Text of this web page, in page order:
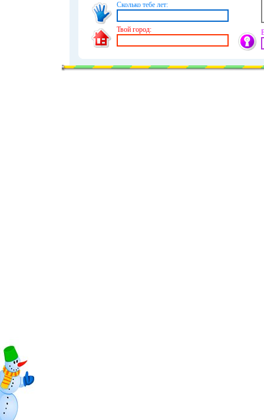
Сколько тебе лет:
Твой город: